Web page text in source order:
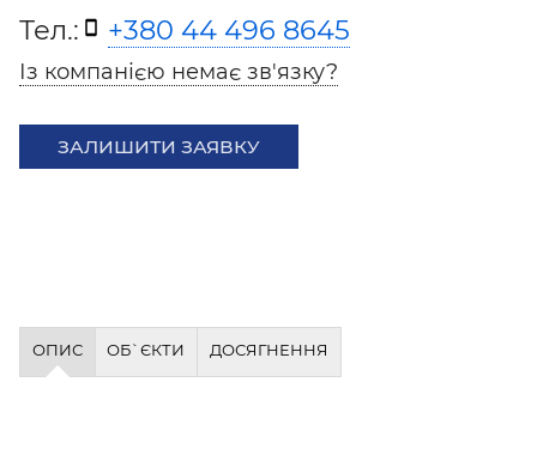
Тел.: +380 44 496 8645
Із компанією немає зв'язку?
ЗАЛИШИТИ ЗАЯВКУ
ОПИС ОБ`ЄКТИ ДОСЯГНЕННЯ